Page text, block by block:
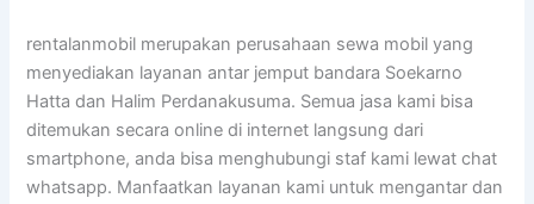
rentalanmobil merupakan perusahaan sewa mobil yang
menyediakan layanan antar jemput bandara Soekarno
Hatta dan Halim Perdanakusuma. Semua jasa kami bisa
ditemukan secara online di internet langsung dari
smartphone, anda bisa menghubungi staf kami lewat chat
whatsapp. Manfaatkan layanan kami untuk mengantar dan